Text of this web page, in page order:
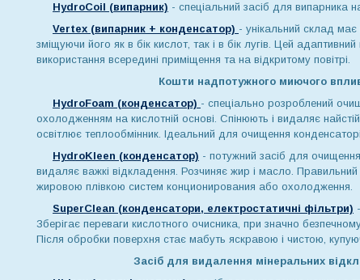
HydroСoil (випарник) - спеціальний засіб для випарника
Vertex (випарник + конденсатор) - унікальний склад має
зміщуючи його як в бік кислот, так і в бік лугів. Цей
використання всередині приміщення та на відкритому повітрі.
Кошти надпотужного миючого
HydroFoam (конденсатор) - спеціально розроблений
охолодженням на кислотній основі. Спінюють і видаляє
освітлює теплообмінник. Ідеальний для очищення
HydroKleen (конденсатор) - потужний засіб для
видаляє важкі відкладення. Розчиняє жир і масло.
жировою плівкою систем конционирования або охолодження.
SuperClean (конденсатори, електростатичні фільтри)
Зберігає переваги кислотного очисника, при значно
Після обробки поверхня стає мабуть яскравою і чистою,
Засіб для видалення мінеральних